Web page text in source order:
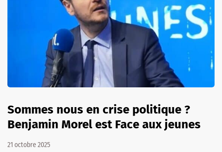
Sommes nous en crise politique ?
Benjamin Morel est Face aux jeunes
21 octobre 2025